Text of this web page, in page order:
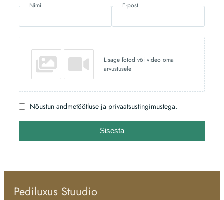
Nimi E-post
Lisage fotod või video oma
arvustusele
Nõustun andmetöötluse ja privaatsustingimustega.
Sisesta
Pediluxus Stuudio